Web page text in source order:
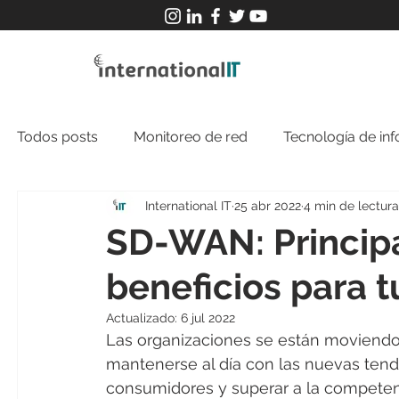
Todos posts Monitoreo de red Tecnología de
SD-WAN:
beneficios para
International IT25 abr 20224 min de lectura
Actualizado: 6 jul 2022
Las organizaciones se están
mantenerse al día con las nuevas
consumidores y superar a la